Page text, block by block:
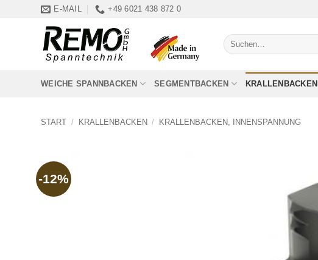
E-MAIL +49 6021 438 872 0
Suchen
nach:
WEICHE SPANNBACKEN SEGMENTBACKEN KRALLENBACKEN
START / KRALLENBACKEN / KRALLENBACKEN, INNENSPANNUNG
-12%